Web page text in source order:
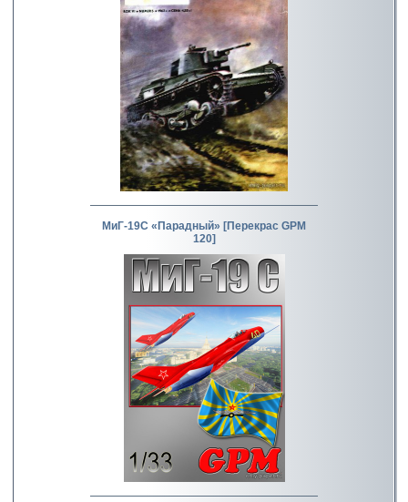
МиГ-19С «Парадный» [Перекрас GPM
120]